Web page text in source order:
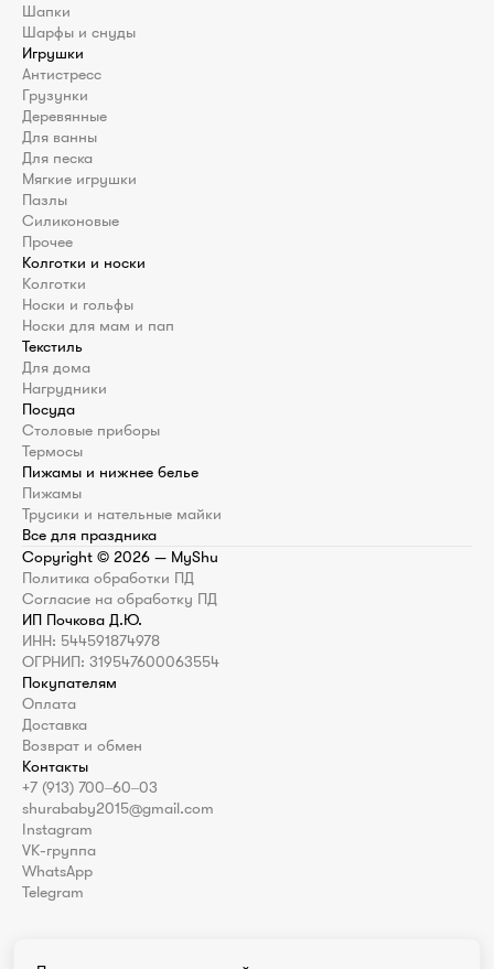
Шапки
Шарфы и снуды
Игрушки
Антистресс
Грузунки
Деревянные
Для ванны
Для песка
Мягкие игрушки
Пазлы
Силиконовые
Прочее
Колготки и носки
Колготки
Носки и гольфы
Носки для мам и пап
Текстиль
Для дома
Нагрудники
Посуда
Столовые приборы
Термосы
Пижамы и нижнее белье
Пижамы
Трусики и нательные майки
Все для праздника
Copyright © 2026 — MyShu
Политика обработки ПД
Согласие на обработку ПД
ИП Почкова Д.Ю.
ИНН: 544591874978
ОГРНИП: 319547600063554
Покупателям
Оплата
Доставка
Возврат и обмен
Контакты
+7 (913) 700‒60‒03
shurababy2015@gmail.com
Instagram
VK-группа
WhatsApp
Telegram